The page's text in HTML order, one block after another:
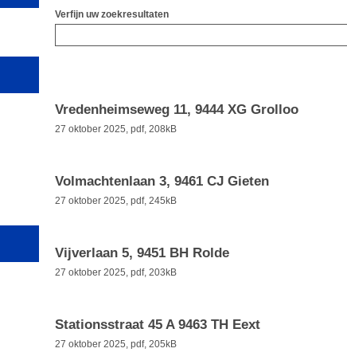
Verfijn uw zoekresultaten
Vredenheimseweg 11, 9444 XG Grolloo
27 oktober 2025, pdf, 208kB
Volmachtenlaan 3, 9461 CJ Gieten
27 oktober 2025, pdf, 245kB
Vijverlaan 5, 9451 BH Rolde
27 oktober 2025, pdf, 203kB
Stationsstraat 45 A 9463 TH Eext
27 oktober 2025, pdf, 205kB